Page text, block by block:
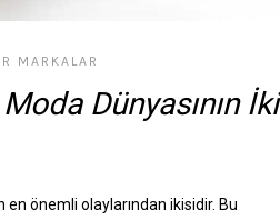
MARKALAR
Dünyasının İki
önemli olaylarından ikisidir. Bu